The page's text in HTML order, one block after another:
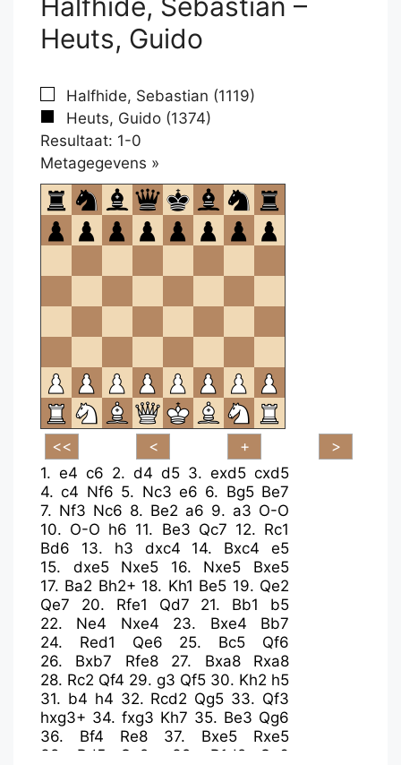
Heuts, Guido
Halfhide, Sebastian (1119)
Heuts, Guido (1374)
Resultaat: 1-0
Metagegevens »
om
te
openen.
1. e4 c6 2. d4 d5 3. exd5 cxd5
4.c4 Nf6 5. Nc3 e6 6. Bg5 Be7
7. Nf3 Nc6 8. Be2 a6 9. a3 O-O
10. O-O h6 11. Be3 Qc7 12. Rc1
Bd6
13. h3 dxc4 14. Bxc4
e5
15. dxe5 Nxe5 16. Nxe5
Bxe5
17. Ba2 Bh2+ 18. Kh1 Be5 19. Qe2
Qe7
20. Rfe1 Qd7 21. Bb1
b5
22. Ne4 Nxe4 23. Bxe4
Bb7
24. Red1 Qe6 25. Bc5
Qf6
26. Bxb7 Rfe8 27. Bxa8
Rxa8
28. Rc2 Qf4 29. g3 Qf5 30. Kh2 h5
31. b4 h4 32. Rcd2 Qg5 33. Qf3
hxg3+ 34. fxg3 Kh7 35. Be3 Qg6
36. Bf4 Re8 37. Bxe5
Rxe5
38. Rd5 Qc2+ 39. R1d2
Qc6